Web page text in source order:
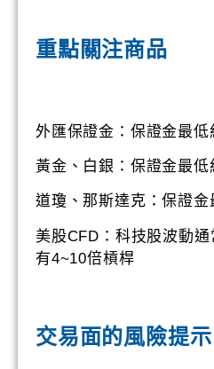
重點關注商品
外匯保證金：保證金最低
黃金、白銀：保證金最低
道瓊、那斯達克：保證金
美股CFD：科技股波動
有4~10倍槓桿
交易面的風險提示